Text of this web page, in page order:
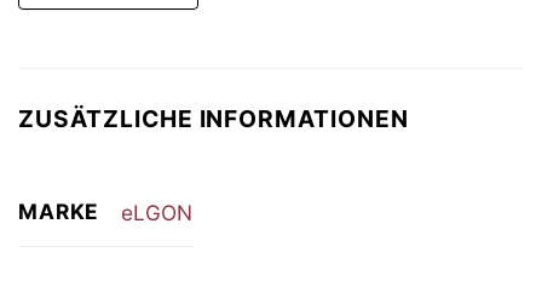
ZUSÄTZLICHE INFORMATIONEN
MARKE eLGON